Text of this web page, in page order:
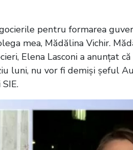
pentru formarea
mea, Mădălina Vichir.
Elena Lasconi a anunțat
luni, nu vor fi demiși șeful